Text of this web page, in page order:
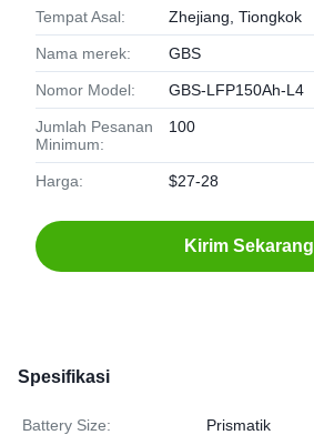
Tempat Asal: Zhejiang, Tiongkok
Nama merek: GBS
Nomor Model: GBS-LFP150Ah-L4
Jumlah Pesanan
Minimum:
100
Harga: $27-28
Kirim Sekarang
Spesifikasi
Battery Size: Prismatik